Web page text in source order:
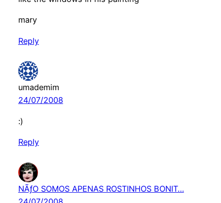
mary
Reply
umademim
24/07/2008
:)
Reply
NÃƒO SOMOS APENAS ROSTINHOS BONIT…